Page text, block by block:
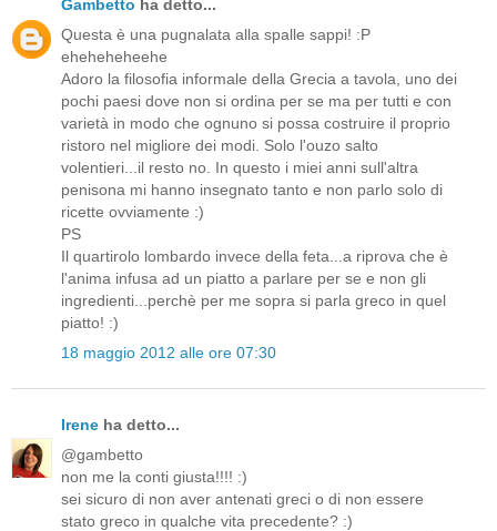
Gambetto ha detto...
Questa è una pugnalata alla spalle sappi! :P
eheheheheehe
Adoro la filosofia informale della Grecia a tavola, uno dei
pochi paesi dove non si ordina per se ma per tutti e con
varietà in modo che ognuno si possa costruire il proprio
ristoro nel migliore dei modi. Solo l'ouzo salto
volentieri...il resto no. In questo i miei anni sull'altra
penisona mi hanno insegnato tanto e non parlo solo di
ricette ovviamente :)
PS
Il quartirolo lombardo invece della feta...a riprova che è
l'anima infusa ad un piatto a parlare per se e non gli
ingredienti...perchè per me sopra si parla greco in quel
piatto! :)
18 maggio 2012 alle ore 07:30
Irene ha detto...
@gambetto
non me la conti giusta!!!! :)
sei sicuro di non aver antenati greci o di non essere
stato greco in qualche vita precedente? :)